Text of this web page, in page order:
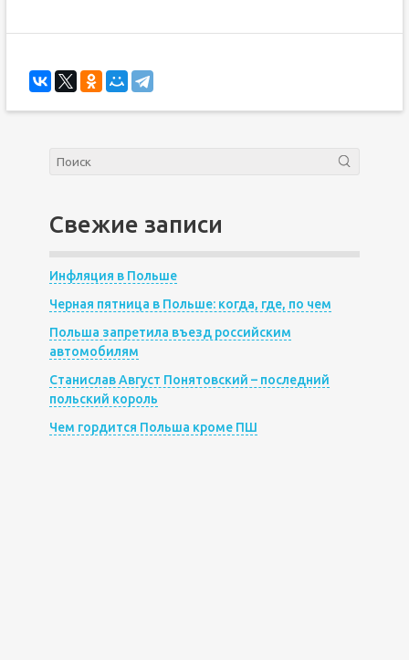
Свежие записи
Инфляция в Польше
Черная пятница в Польше: когда, где, по чем
Польша запретила въезд российским
автомобилям
Станислав Август Понятовский – последний
польский король
Чем гордится Польша кроме ПШ